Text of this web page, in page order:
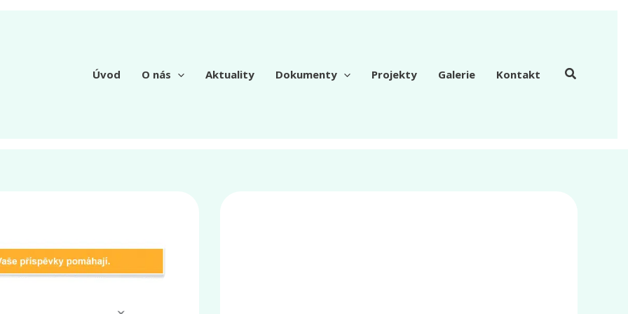
Úvod O nás Aktuality Dokumenty Projekty Galerie Kontakt